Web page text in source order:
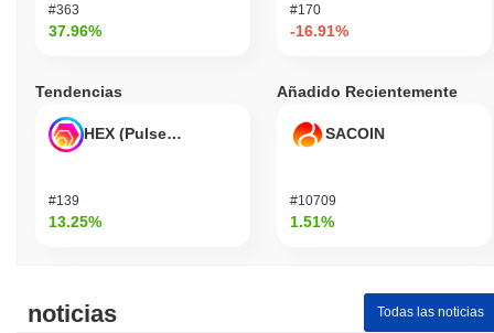
#363
37.96%
#170
-16.91%
Tendencias
HEX (Pulsechain)
#139
13.25%
Añadido Recientemente
SACOIN
#10709
1.51%
noticias Todas las noticias